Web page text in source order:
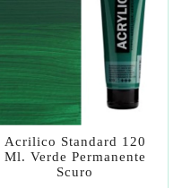
Acrilico Standard 120
Ml. Verde Permanente
Scuro